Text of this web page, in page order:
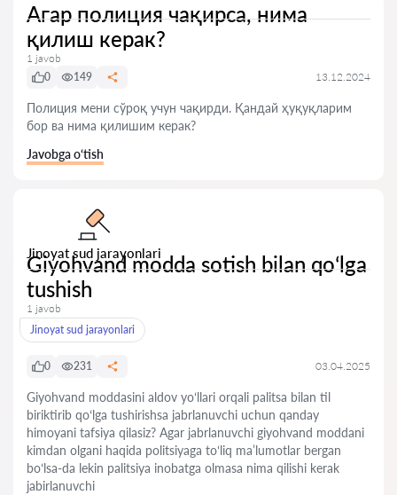
Агар полиция чақирса, нима
қилиш керак?
1 javob
0
149 13.12.2024
Полиция мени сўроқ учун чақирди. Қандай ҳуқуқларим
бор ва нима қилишим керак?
Javobga o‘tish
Jinoyat sud jarayonlari
Giyohvand modda sotish bilan qoʻlga
tushish
1 javob
Jinoyat sud jarayonlari
0 231 03.04.2025
Giyohvand moddasini aldov yoʻllari orqali palitsa bilan til
biriktirib qoʻlga tushirishsa jabrlanuvchi uchun qanday
himoyani tafsiya qilasiz? Agar jabrlanuvchi giyohvand moddani
kimdan olgani haqida politsiyaga toʻliq maʼlumotlar bergan
boʻlsa-da lekin palitsiya inobatga olmasa nima qilishi kerak
jabirlanuvchi